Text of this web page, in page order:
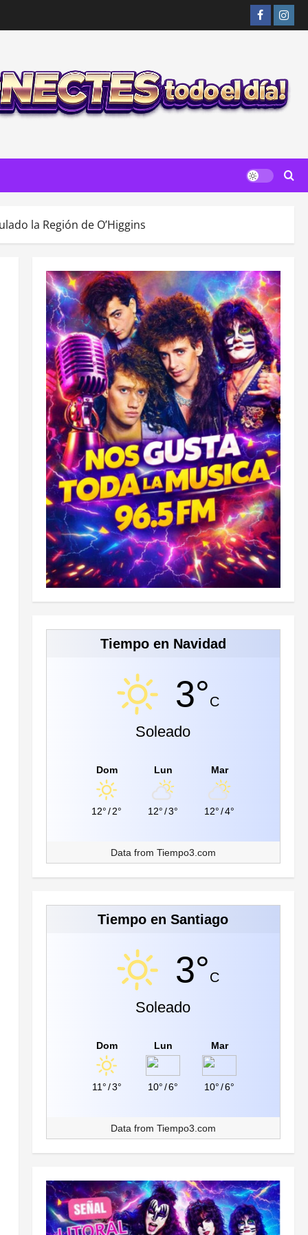
Facebook
la Región de O’Higgins
Tiempo en Navidad
3°C
Soleado
Dom
12° /2°
Lun
12° /3°
Mar
12° /4°
Data from Tiempo3.com
Tiempo en Santiago
3°C
Soleado
Dom
11°/3°
Lun
10° /6°
Mar
10° /6°
Data from Tiempo3.com